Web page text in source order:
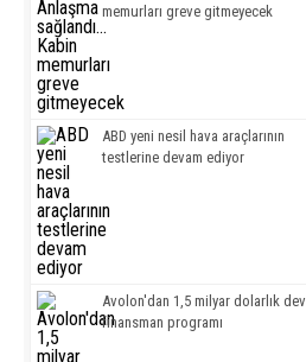
memurları greve gitmeyecek
ABD yeni nesil hava araçlarının
testlerine devam ediyor
Avolon'dan 1,5 milyar dolarlık dev
finansman programı